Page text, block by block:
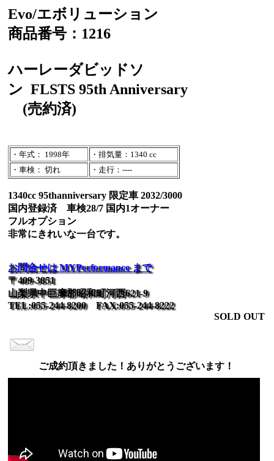
Evo/エボリューション
商品番号：1216
ハーレーダビッドソ
ン FLSTS 95th Anniversary
(売約済)
・年式： 1998年
・排気量：1340 cc
・車検： 切れ
・走行：----
1340cc 95thanniversary 限定車 2032/3000
国内登録済 車検28/7 国内1オーナー
フルオプション
非常にきれいな一台です。
お問合せは MYPerformance まで
〒409-3851
山梨県中巨摩郡昭和町河西621-9
TEL:055-244-8200 FAX:055-244-8222
SOLD OUT
ご成約頂きました！ありがとうございます！